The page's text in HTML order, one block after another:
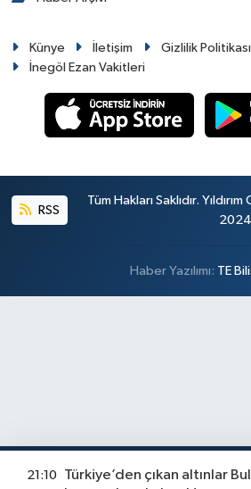
Künye İletişim
Gizlilik Politikası
İnegöl Ezan Vakitleri
RSS
Tüm Hakları Saklıdır.
2024
Haber Yazılımı: TE
21:10
Türkiye’den çıkan altınlar